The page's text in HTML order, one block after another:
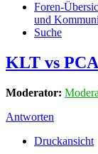
Foren-
und
Suche
KLT vs PCA
Moderator:
Antworten
Druckansicht